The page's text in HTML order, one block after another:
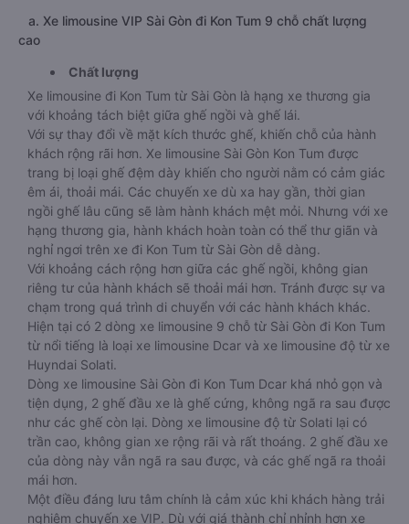
a. Xe limousine VIP Sài Gòn đi Kon Tum 9 chỗ chất lượng
cao
Chất lượng
Xe limousine đi Kon Tum từ Sài Gòn là hạng xe thương gia
với khoảng tách biệt giữa ghế ngồi và ghế lái.
Với sự thay đổi về mặt kích thước ghế, khiến chỗ của hành
khách rộng rãi hơn. Xe limousine Sài Gòn Kon Tum được
trang bị loại ghế đệm dày khiến cho người nằm có cảm giác
êm ái, thoải mái. Các chuyến xe dù xa hay gần, thời gian
ngồi ghế lâu cũng sẽ làm hành khách mệt mỏi. Nhưng với xe
hạng thương gia, hành khách hoàn toàn có thể thư giãn và
nghỉ ngơi trên xe đi Kon Tum từ Sài Gòn dễ dàng.
Với khoảng cách rộng hơn giữa các ghế ngồi, không gian
riêng tư của hành khách sẽ thoải mái hơn. Tránh được sự va
chạm trong quá trình di chuyển với các hành khách khác.
Hiện tại có 2 dòng xe limousine 9 chỗ từ Sài Gòn đi Kon Tum
từ nổi tiếng là loại xe limousine Dcar và xe limousine độ từ xe
Huyndai Solati.
Dòng xe limousine Sài Gòn đi Kon Tum Dcar khá nhỏ gọn và
tiện dụng, 2 ghế đầu xe là ghế cứng, không ngã ra sau được
như các ghế còn lại. Dòng xe limousine độ từ Solati lại có
trần cao, không gian xe rộng rãi và rất thoáng. 2 ghế đầu xe
của dòng này vẫn ngã ra sau được, và các ghế ngã ra thoải
mái hơn.
Một điều đáng lưu tâm chính là cảm xúc khi khách hàng trải
nghiệm chuyến xe VIP. Dù với giá thành chỉ nhỉnh hơn xe